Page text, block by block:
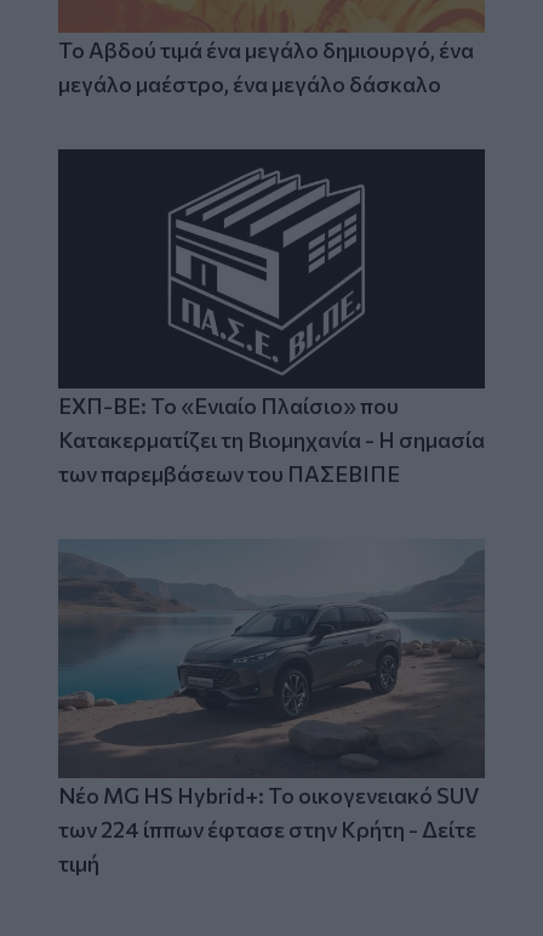
Το Αβδού τιμά ένα μεγάλο δημιουργό, ένα
μεγάλο μαέστρο, ένα μεγάλο δάσκαλο
ΕΧΠ-ΒΕ: Το «Ενιαίο Πλαίσιο» που
Κατακερματίζει τη Βιομηχανία - Η σημασία
των παρεμβάσεων του ΠΑΣΕΒΙΠΕ
Νέο MG HS Hybrid+: Το οικογενειακό SUV
των 224 ίππων έφτασε στην Κρήτη - Δείτε
τιμή